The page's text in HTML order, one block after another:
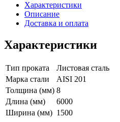
Характеристики
Описание
Доставка и оплата
Характеристики
Тип проката
Листовая сталь
Марка стали
AISI 201
Толщина (мм) 8
Длина (мм)
6000
Ширина (мм) 1500